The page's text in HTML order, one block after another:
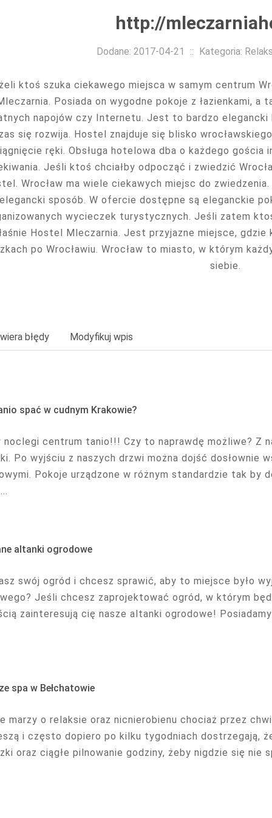
http://
Dodane: 2017-04-21 :: Kategoria:
ktoś szuka ciekawego miejsca w samym centrum
Posiada on wygodne pokoje z łazienkami,
napojów czy Internetu. Jest to bardzo
się rozwija. Hostel znajduje się blisko
ręki. Obsługa hotelowa dba o każdego gościa
Jeśli ktoś chciałby odpocząć i zwiedzić
Wrocław ma wiele ciekawych miejsc do
sposób. W ofercie dostępne są eleganckie
wycieczek turystycznych. Jeśli zatem
Hostel Mleczarnia. Jest przyjazne miejsce, gdzie
po Wrocławiu. Wrocław to miasto, w którym
siebie.
błędy Modyfikuj wpis
spać w cudnym Krakowie?
noclegi centrum tanio!!! Czy to naprawdę możliwe? Z
Po wyjściu z naszych drzwi można dojść dosłownie
Pokoje urządzone w różnym standardzie tak by
altanki ogrodowe
swój ogród i chcesz sprawić, aby to miejsce było
Jeśli chcesz zaprojektować ogród, w którym
zainteresują cię nasze altanki ogrodowe!
spa w Bełchatowie
marzy o relaksie oraz nicnierobienu chociaż przez
i często dopiero po kilku tygodniach dostrzegają,
oraz ciągłe pilnowanie godziny, żeby nigdzie się nie